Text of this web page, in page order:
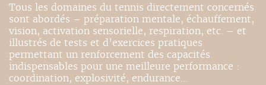
Tous les domaines du tennis directement concernés
sont abordés – préparation mentale, échauffement,
vision, activation sensorielle, respiration, etc. – et
illustrés de tests et d’exercices pratiques
permettant un renforcement des capacités
indispensables pour une meilleure performance :
coordination, explosivité, endurance…